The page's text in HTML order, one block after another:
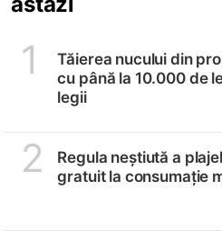
1
Tăierea nucului din
cu până la 10.000 de
legii
2
Regula neștiută a
gratuit la consumație